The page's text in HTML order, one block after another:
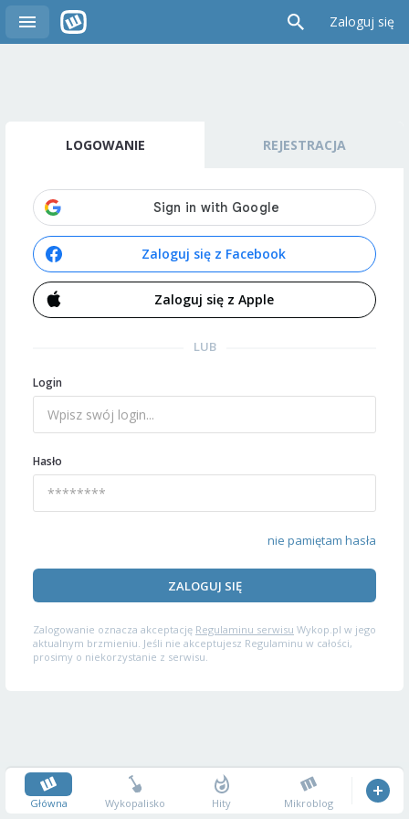
Zaloguj się
LOGOWANIE REJESTRACJA
Zaloguj się z Facebook
Zaloguj się z Apple
LUB
Login
Hasło
nie pamiętam hasła
ZALOGUJ SIĘ
Zalogowanie oznacza akceptację Regulaminu serwisu Wykop.pl w jego
aktualnym brzmieniu. Jeśli nie akceptujesz Regulaminu w całości,
prosimy o niekorzystanie z serwisu.
Główna Wykopalisko Hity Mikroblog